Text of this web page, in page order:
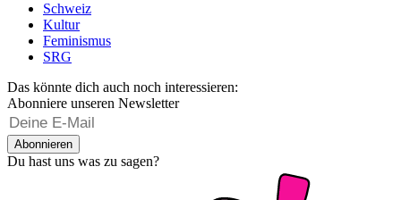
Schweiz
Kultur
Feminismus
SRG
Das könnte dich auch noch interessieren:
Abonniere unseren Newsletter
Abonnieren
Du hast uns was zu sagen?